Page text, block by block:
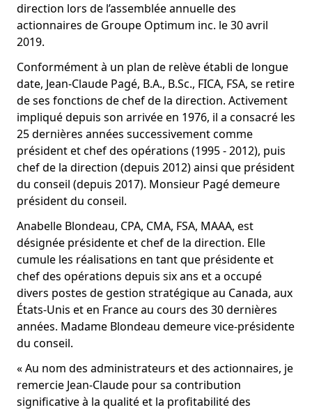
direction lors de l’assemblée annuelle des
actionnaires de Groupe Optimum inc. le 30 avril
2019.
Conformément à un plan de relève établi de longue
date, Jean-Claude Pagé, B.A., B.Sc., FICA, FSA, se retire
de ses fonctions de chef de la direction. Activement
impliqué depuis son arrivée en 1976, il a consacré les
25 dernières années successivement comme
président et chef des opérations (1995 - 2012), puis
chef de la direction (depuis 2012) ainsi que président
du conseil (depuis 2017). Monsieur Pagé demeure
président du conseil.
Anabelle Blondeau, CPA, CMA, FSA, MAAA, est
désignée présidente et chef de la direction. Elle
cumule les réalisations en tant que présidente et
chef des opérations depuis six ans et a occupé
divers postes de gestion stratégique au Canada, aux
États-Unis et en France au cours des 30 dernières
années. Madame Blondeau demeure vice-présidente
du conseil.
« Au nom des administrateurs et des actionnaires, je
remercie Jean-Claude pour sa contribution
significative à la qualité et la profitabilité des